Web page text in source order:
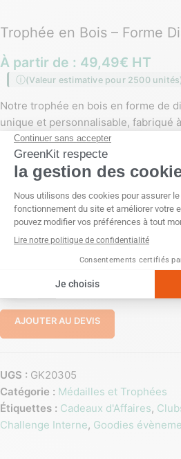
Trophée en Bois – Forme
À partir de : 49,49€ HT
(Valeur estimative pour 2500
Notre trophée en bois en forme de
unique et personnalisable, fabriqué
durables et respectueuses de
collaborateurs ou employés pour
en faveur de la nature tout en
PERSONNALISATION
Gravure laser Impression
AJOUTER AU DEVIS
UGS : GK20305
Catégorie : Médailles et Trophées
Étiquettes : Cadeaux d'Affaires,
Challenge Interne, Goodies